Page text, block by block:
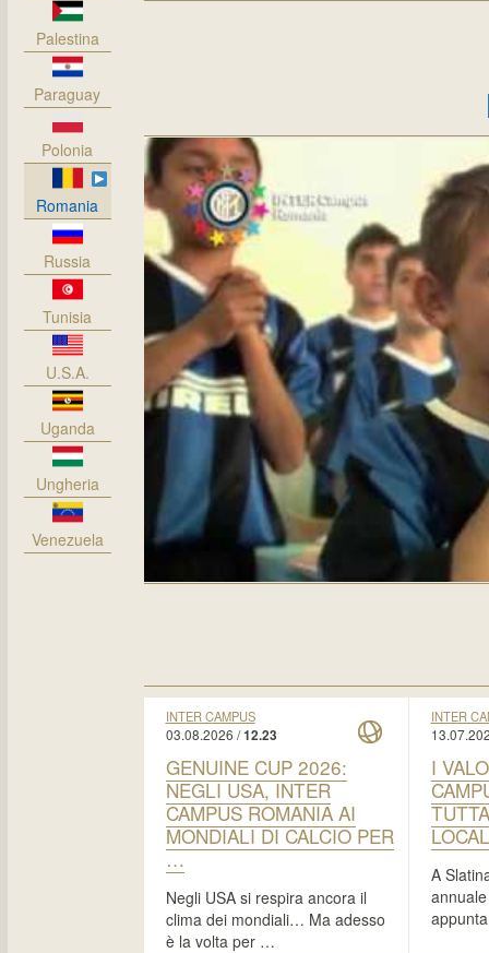
Palestina
Paraguay
Polonia
Romania
Russia
Tunisia
U.S.A.
Uganda
Ungheria
Venezuela
INTER CAMPUS
03.08.2026 /12.23
GENUINE CUP 2026:
NEGLI USA, INTER
CAMPUS ROMANIA AI
MONDIALI DI CALCIO PER
…
Negli USA si respira ancora il
clima dei mondiali… Ma adesso
è la volta per …
INTER
I
A